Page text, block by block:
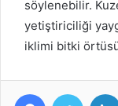
söylenebilir.
yetiştiriciliği
iklimi bitki
FacebookTwitter